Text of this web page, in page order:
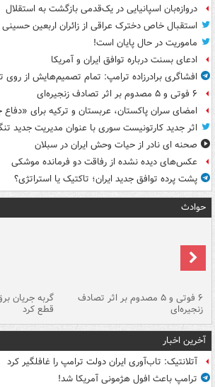
دروازه‌بان اسپانیایی در یک‌قدمی بازگشت به استقلال
استقبال خاص دخترک عراقی از زائران اربعین حسینی
ماموریت در حال پایان است!
ادعای بسنت درباره توافق ایران و آمریکا
افشاگری برادرزاده ترامپ: تمام تصمیم‌هایش از
۶ فوتی و ۵ مصدوم بر اثر تصادف زنجیره‌ای
امضای سران پاکستان، عربستان و ترکیه برای
اثر جدید کارتونیست سوری با عنوان مدیریت جدید
صحنه ای نادر از حیات وحش ایران در سبلان
عکس‌های دیده نشده از رفاقت دو فرمانده‌ موشکی
پشت پرده توافق جدید ایران؛ تاکتیک یا استراتژی؟
حوادث
۶ فوتی و ۵ مصدوم بر اثر تصادف
زنجیره‌ای
گربه جریان
قطع کرد
آخرین اخبار
آتلانتیک: تاب‌آوری ایران دولت ترامپ را غافلگیر کرد
ترامپ باعث افول هژمونی آمریکا شد!